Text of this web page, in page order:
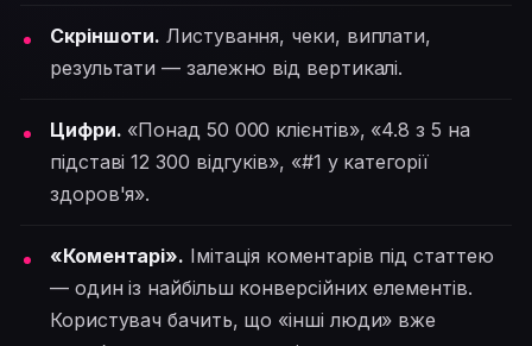
Скріншоти. Листування, чеки, виплати,
результати — залежно від вертикалі.
Цифри. «Понад 50 000 клієнтів», «4.8 з 5 на
підставі 12 300 відгуків», «#1 у категорії
здоров'я».
«Коментарі». Імітація коментарів під статтею
— один із найбільш конверсійних елементів.
Користувач бачить, що «інші люди» вже